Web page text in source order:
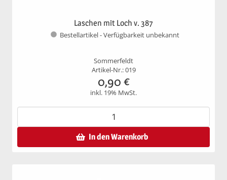
Laschen mit Loch v. 387
Bestellartikel - Verfügbarkeit unbekannt
Sommerfeldt
Artikel-Nr.: 019
0,90 €
inkl. 19% MwSt.
In den Warenkorb